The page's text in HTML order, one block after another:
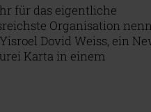
für das eigentliche
Organisation
Dovid Weiss, ein
Karta in einem